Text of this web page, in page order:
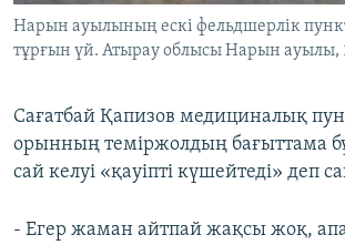
Нарын ауылының ескі фельдшерлік
тұрғын үй. Атырау облысы Нарын ауылы,
Сағатбай Қапизов медициналық
орынның теміржолдың бағыттама
сай келуі «қауіпті күшейтеді» деп
- Егер жаман айтпай жақсы жоқ,